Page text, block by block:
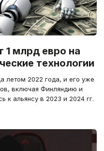
млрд евро на
технологии
летом 2022 года, и его уже
включая Финляндию и
к альянсу в 2023 и 2024 гг.